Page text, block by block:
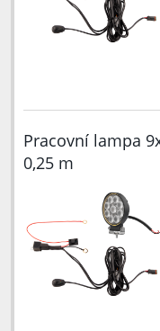
Pracovní lampa
0,25 m